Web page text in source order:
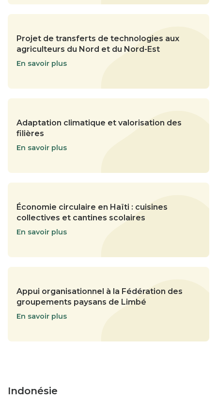
Projet de transferts de technologies aux
agriculteurs du Nord et du Nord-Est
En savoir plus
Adaptation climatique et valorisation des
filières
En savoir plus
Économie circulaire en Haïti : cuisines
collectives et cantines scolaires
En savoir plus
Appui organisationnel à la Fédération des
groupements paysans de Limbé
En savoir plus
Indonésie